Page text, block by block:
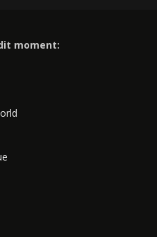
moment: